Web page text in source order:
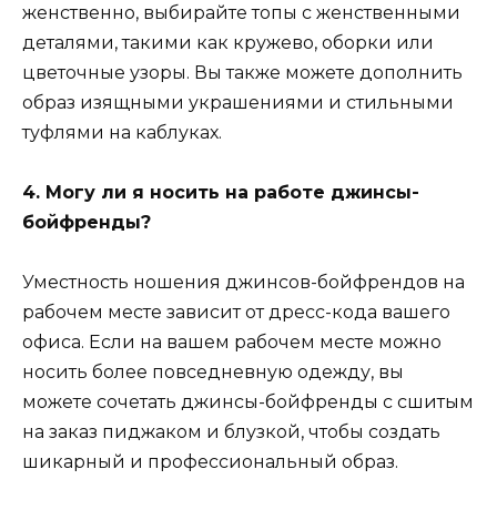
женственно, выбирайте топы с женственными
деталями, такими как кружево, оборки или
цветочные узоры. Вы также можете дополнить
образ изящными украшениями и стильными
туфлями на каблуках.
4. Могу ли я носить на работе джинсы-
бойфренды?
Уместность ношения джинсов-бойфрендов на
рабочем месте зависит от дресс-кода вашего
офиса. Если на вашем рабочем месте можно
носить более повседневную одежду, вы
можете сочетать джинсы-бойфренды с сшитым
на заказ пиджаком и блузкой, чтобы создать
шикарный и профессиональный образ.